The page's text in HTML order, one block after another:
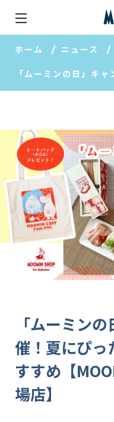
ホーム ニュース
「ムーミン
催！夏にぴっ
すすめ【
場店】